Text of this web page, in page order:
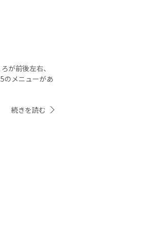
が前後左右、
のメニューがあ
続きを読む